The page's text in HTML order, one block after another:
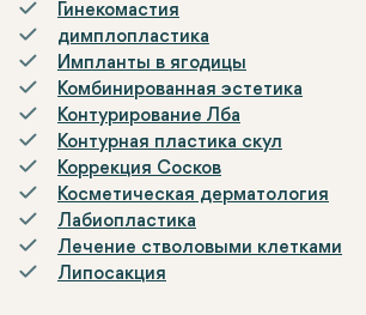
Гинекомастия
димплопластика
Импланты в ягодицы
Комбинированная эстетика
Контурирование Лба
Контурная пластика скул
Коррекция Сосков
Косметическая дерматология
Лабиопластика
Лечение стволовыми клетками
Липосакция